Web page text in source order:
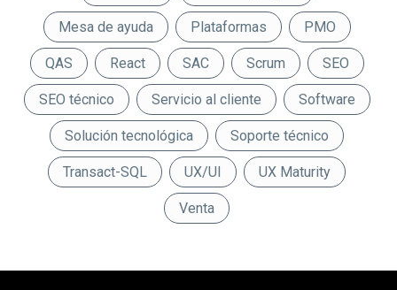
Mesa de ayuda Plataformas PMO
QAS React SAC Scrum SEO
SEO técnico Servicio al cliente Software
Solución tecnológica Soporte técnico
Transact-SQL UX/UI UX Maturity
Venta